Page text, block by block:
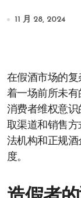
11 月 28, 2024
在假酒市场的
着一场前所未有
消费者维权意
取渠道和销售
法机构和正规
度。